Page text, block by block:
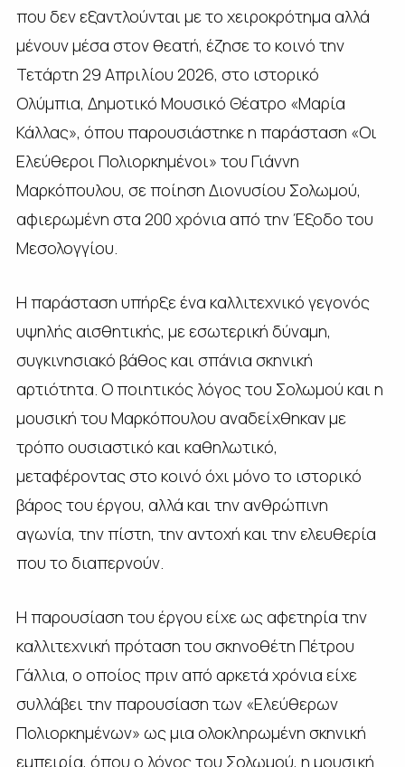
που δεν εξαντλούνται με το χειροκρότημα αλλά
μένουν μέσα στον θεατή, έζησε το κοινό την
Τετάρτη 29 Απριλίου 2026, στο ιστορικό
Ολύμπια, Δημοτικό Μουσικό Θέατρο «Μαρία
Κάλλας», όπου παρουσιάστηκε η παράσταση «Οι
Ελεύθεροι Πολιορκημένοι» του Γιάννη
Μαρκόπουλου, σε ποίηση Διονυσίου Σολωμού,
αφιερωμένη στα 200 χρόνια από την Έξοδο του
Μεσολογγίου.
Η παράσταση υπήρξε ένα καλλιτεχνικό γεγονός
υψηλής αισθητικής, με εσωτερική δύναμη,
συγκινησιακό βάθος και σπάνια σκηνική
αρτιότητα. Ο ποιητικός λόγος του Σολωμού και η
μουσική του Μαρκόπουλου αναδείχθηκαν με
τρόπο ουσιαστικό και καθηλωτικό,
μεταφέροντας στο κοινό όχι μόνο το ιστορικό
βάρος του έργου, αλλά και την ανθρώπινη
αγωνία, την πίστη, την αντοχή και την ελευθερία
που το διαπερνούν.
Η παρουσίαση του έργου είχε ως αφετηρία την
καλλιτεχνική πρόταση του σκηνοθέτη Πέτρου
Γάλλια, ο οποίος πριν από αρκετά χρόνια είχε
συλλάβει την παρουσίαση των «Ελεύθερων
Πολιορκημένων» ως μια ολοκληρωμένη σκηνική
εμπειρία, όπου ο λόγος του Σολωμού, η μουσική